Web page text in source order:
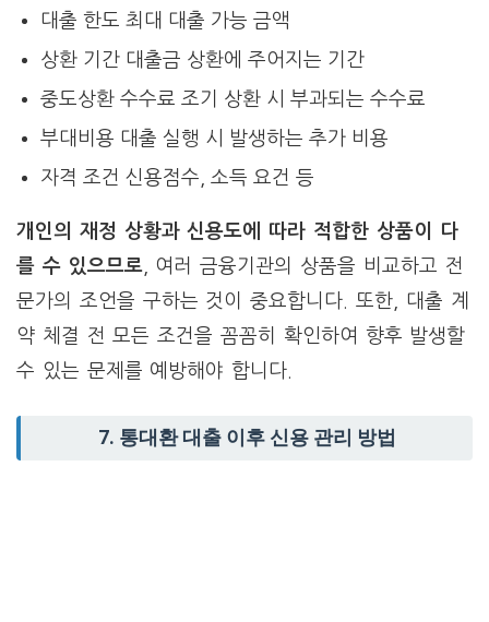
대출 한도 최대 대출 가능 금액
상환 기간 대출금 상환에 주어지는 기간
중도상환 수수료 조기 상환 시 부과되는 수수료
부대비용 대출 실행 시 발생하는 추가 비용
자격 조건 신용점수, 소득 요건 등
개인의 재정 상황과 신용도에 따라 적합한 상품이 다
를 수 있으므로, 여러 금융기관의 상품을 비교하고 전
문가의 조언을 구하는 것이 중요합니다. 또한, 대출 계
약 체결 전 모든 조건을 꼼꼼히 확인하여 향후 발생할
수 있는 문제를 예방해야 합니다.
7. 통대환 대출 이후 신용 관리 방법